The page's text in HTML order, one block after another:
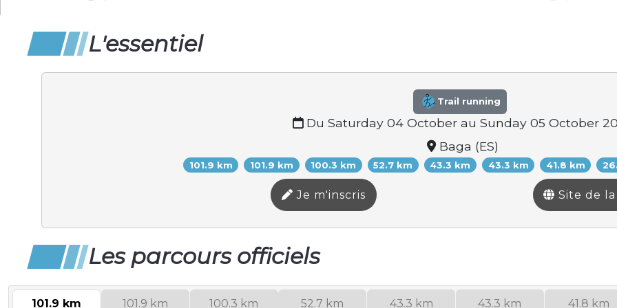
L'essentiel
Trail running
Du Saturday 04 October au Sunday 05 October
Baga (ES)
101.9 km 101.9 km 100.3 km 52.7 km 43.3 km 43.3 km 41.8 km
Je m'inscris Site de
Les parcours officiels
101.9 km 101.9 km 100.3 km 52.7 km 43.3 km 43.3 km 41.8 km